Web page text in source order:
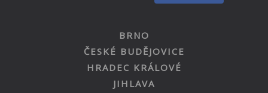
BRNO
ČESKÉ BUDĚJOVICE
HRADEC KRÁLOVÉ
JIHLAVA